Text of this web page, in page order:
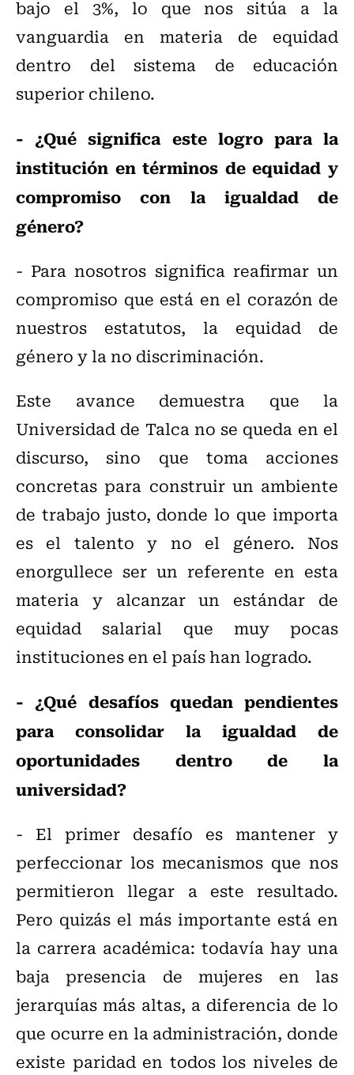
bajo el 3%, lo que nos sitúa a la
vanguardia en materia de equidad
dentro del sistema de educación
superior chileno.
- ¿Qué significa este logro para la
institución en términos de equidad y
compromiso con la igualdad de
género?
- Para nosotros significa reafirmar un
compromiso que está en el corazón de
nuestros estatutos, la equidad de
género y la no discriminación.
Este avance demuestra que la
Universidad de Talca no se queda en el
discurso, sino que toma acciones
concretas para construir un ambiente
de trabajo justo, donde lo que importa
es el talento y no el género. Nos
enorgullece ser un referente en esta
materia y alcanzar un estándar de
equidad salarial que muy pocas
instituciones en el país han logrado.
- ¿Qué desafíos quedan pendientes
para consolidar la igualdad de
oportunidades dentro de la
universidad?
- El primer desafío es mantener y
perfeccionar los mecanismos que nos
permitieron llegar a este resultado.
Pero quizás el más importante está en
la carrera académica: todavía hay una
baja presencia de mujeres en las
jerarquías más altas, a diferencia de lo
que ocurre en la administración, donde
existe paridad en todos los niveles de